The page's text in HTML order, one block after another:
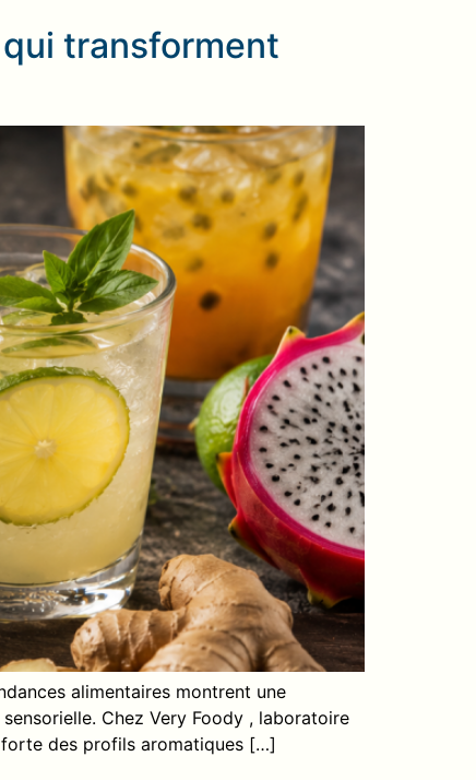
transforment
alimentaires montrent une
Chez Very Foody , laboratoire
forte des profils aromatiques […]